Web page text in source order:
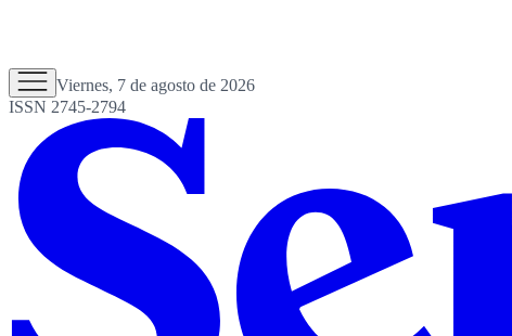
Viernes, 7 de agosto de 2026
ISSN 2745-2794